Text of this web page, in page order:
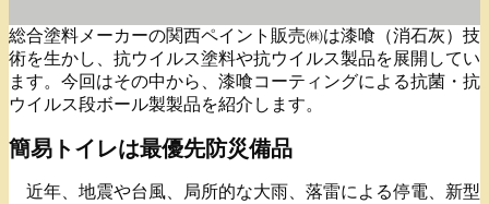
総合塗料メーカーの関西ペイント販売㈱は漆喰（消石灰）技
術を生かし、抗ウイルス塗料や抗ウイルス製品を展開してい
ます。今回はその中から、漆喰コーティングによる抗菌・抗
ウイルス段ボール製製品を紹介します。
簡易トイレは最優先防災備品
近年、地震や台風、局所的な大雨、落雷による停電、新型